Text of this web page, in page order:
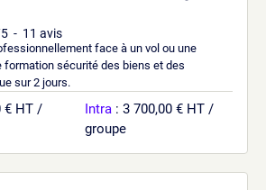
5 - 11 avis
face à un vol ou une
formation sécurité des biens et des
sur 2 jours.
€ HT /
Intra : 3 700,00 € HT /
groupe